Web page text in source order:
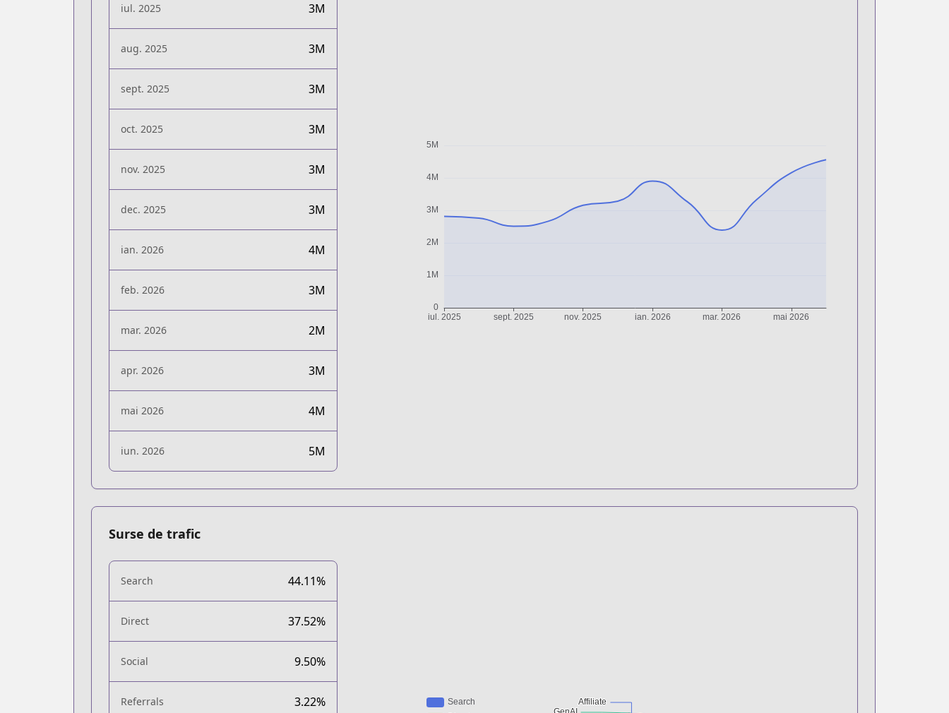
iul. 2025 3M
aug. 2025 3M
sept. 2025 3M
oct. 2025 3M
nov. 2025 3M
dec. 2025 3M
ian. 2026 4M
feb. 2026 3M
mar. 2026 2M
apr. 2026 3M
mai 2026 4M
iun. 2026 5M
Surse de trafic
Search 44.11%
Direct 37.52%
Social 9.50%
Referrals 3.22%